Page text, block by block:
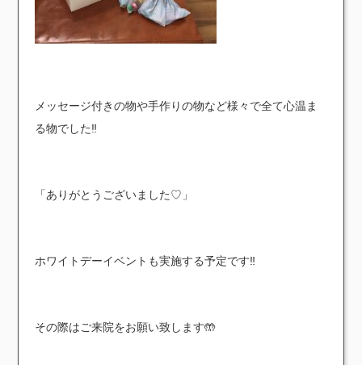
メッセージ付きの物や手作りの物など様々で全て心温ま
る物でした‼︎
「ありがとうございました♡」
ホワイトデーイベントも実施する予定です‼︎
その際はご来院をお願い致します🤲